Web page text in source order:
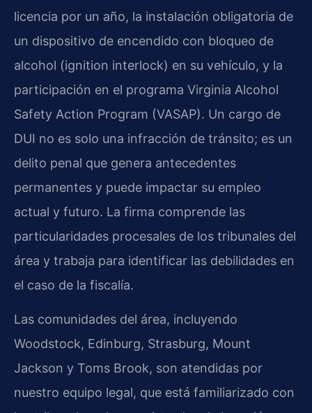
licencia por un año, la instalación obligatoria de
un dispositivo de encendido con bloqueo de
alcohol (ignition interlock) en su vehículo, y la
participación en el programa Virginia Alcohol
Safety Action Program (VASAP). Un cargo de
DUI no es solo una infracción de tránsito; es un
delito penal que genera antecedentes
permanentes y puede impactar su empleo
actual y futuro. La firma comprende las
particularidades procesales de los tribunales del
área y trabaja para identificar las debilidades en
el caso de la fiscalía.
Las comunidades del área, incluyendo
Woodstock, Edinburg, Strasburg, Mount
Jackson y Toms Brook, son atendidas por
nuestro equipo legal, que está familiarizado con